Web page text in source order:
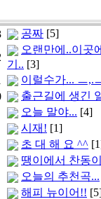
공짜 [5]
오랜만에..이곳
기.. [3]
이럴수가... ㅡ,.
출근길에 생긴
오늘 말야... [4]
시재! [1]
초 대 해 요 ^^
땡이에서 찬동
오늘의 추천곡...
해피 뉴이어!!